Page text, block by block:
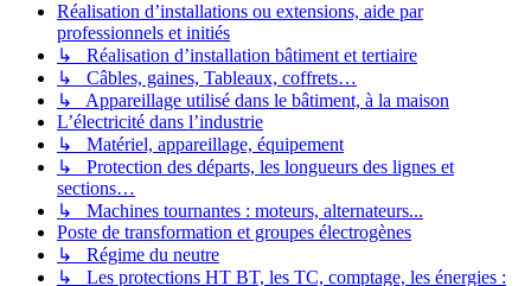
Réalisation d’installations ou extensions, aide par
professionnels et initiés
↳ Réalisation d’installation bâtiment et tertiaire
↳ Câbles, gaines, Tableaux, coffrets…
↳ Appareillage utilisé dans le bâtiment, à la maison
L’électricité dans l’industrie
↳ Matériel, appareillage, équipement
↳ Protection des départs, les longueurs des lignes et
sections…
↳ Machines tournantes : moteurs, alternateurs...
Poste de transformation et groupes électrogènes
↳ Régime du neutre
↳ Les protections HT BT, les TC, comptage, les énergies :